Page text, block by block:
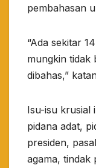
pembahasan
“Ada sekitar
mungkin tidak
dibahas,”
Isu-isu krusial
pidana adat,
presiden,
agama, tindak